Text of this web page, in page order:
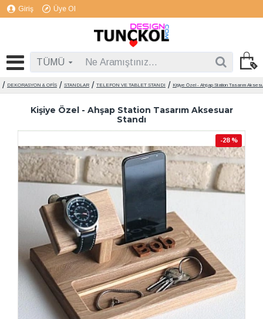
Giriş Üye Ol
TÜMÜ
DEKORASYON & OFİS STANDLAR TELEFON VE TABLET STANDI Kişiye Özel - Ahşap Station Tasarım
Kişiye Özel - Ahşap Station Tasarım Aksesuar
Standı
-28 %